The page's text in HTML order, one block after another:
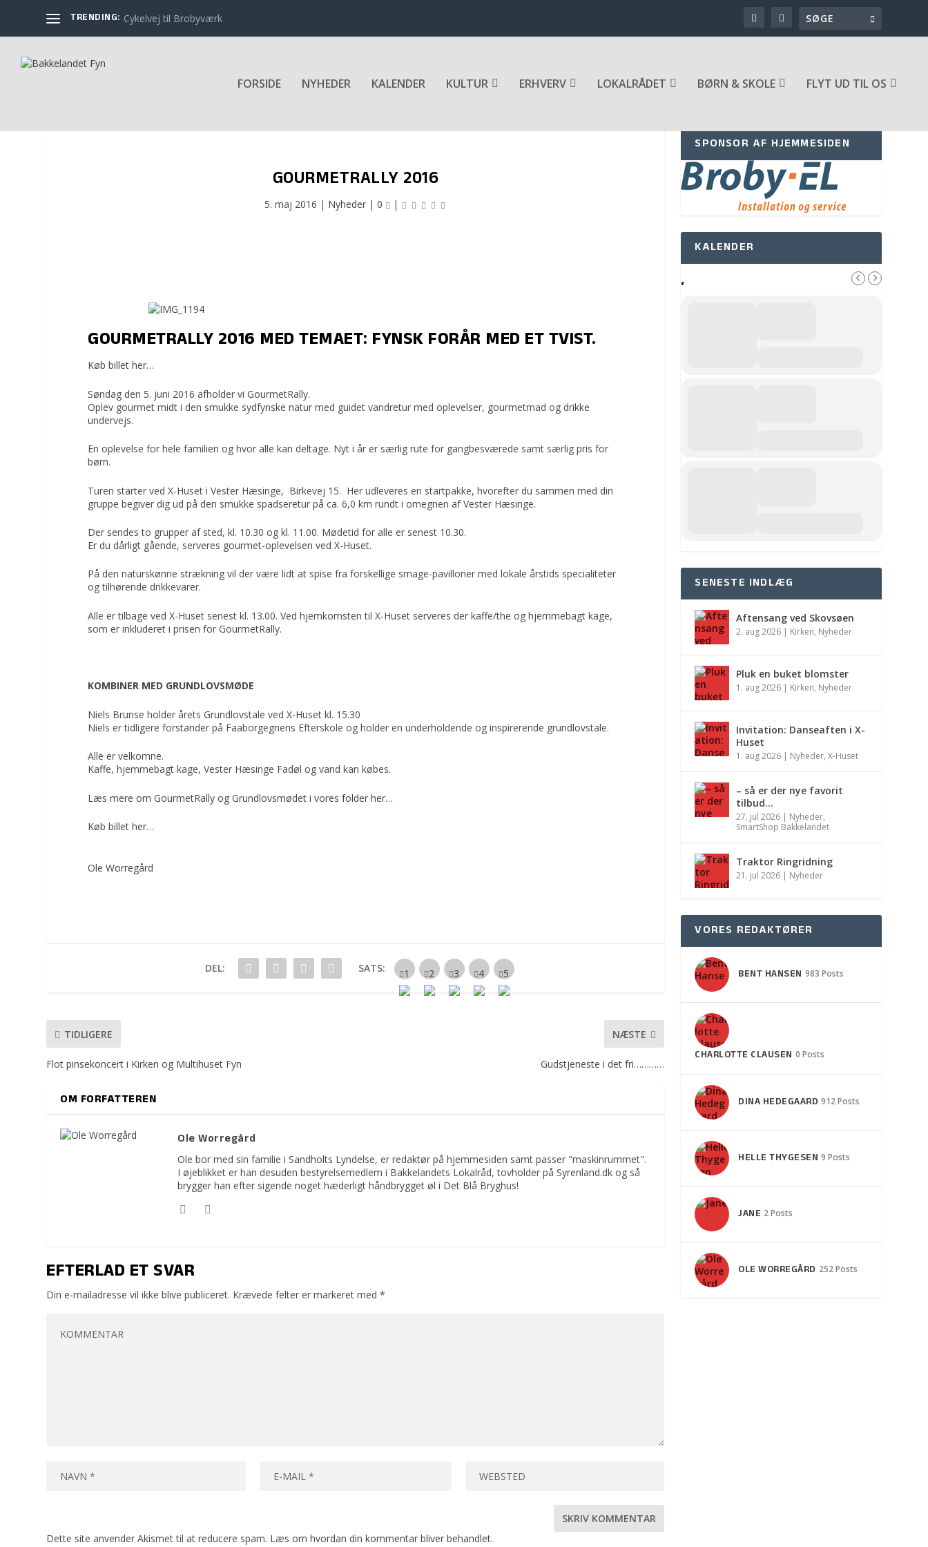
TRENDING: Cykelvej til Brobyværk
FORSIDE NYHEDER KALENDER KULTUR ERHVERV LOKALRÅDET BØRN & SKOLE FLYT UD TIL OS
GOURMETRALLY 2016
5. maj 2016 | Nyheder| 0 |
GOURMETRALLY 2016 MED TEMAET: FYNSK FORÅR MED ET TVIST.
Køb billet her…
Søndag den 5. juni 2016 afholder vi GourmetRally.
Oplev gourmet midt i den smukke sydfynske natur med guidet vandretur med oplevelser, gourmetmad og drikke
undervejs.
En oplevelse for hele familien og hvor alle kan deltage. Nyt i år er særlig rute for gangbesværede samt særlig pris for
børn.
Turen starter ved X-Huset i Vester Hæsinge, Birkevej 15. Her udleveres en startpakke, hvorefter du sammen med din
gruppe begiver dig ud på den smukke spadseretur på ca. 6,0 km rundt i omegnen af Vester Hæsinge.
Der sendes to grupper af sted, kl. 10.30 og kl. 11.00. Mødetid for alle er senest 10.30.
Er du dårligt gående, serveres gourmet-oplevelsen ved X-Huset.
På den naturskønne strækning vil der være lidt at spise fra forskellige smage-pavilloner med lokale årstids specialiteter
og tilhørende drikkevarer.
Alle er tilbage ved X-Huset senest kl. 13.00. Ved hjemkomsten til X-Huset serveres der kaffe/the og hjemmebagt kage,
som er inkluderet i prisen for GourmetRally.
KOMBINER MED GRUNDLOVSMØDE
Niels Brunse holder årets Grundlovstale ved X-Huset kl. 15.30
Niels er tidligere forstander på Faaborgegnens Efterskole og holder en underholdende og inspirerende grundlovstale.
Alle er velkomne.
Kaffe, hjemmebagt kage, Vester Hæsinge Fadøl og vand kan købes.
Læs mere om GourmetRally og Grundlovsmødet i vores folder her…
Køb billet her…
Ole Worregård
DEL: SATS:
TIDLIGERE
Flot pinsekoncert i Kirken og Multihuset Fyn
NÆSTE
Gudstjeneste i det fri…………
OM FORFATTEREN
Ole Worregård
Ole bor med sin familie i Sandholts Lyndelse, er redaktør på hjemmesiden samt passer "maskinrummet".
I øjeblikket er han desuden bestyrelsemedlem i Bakkelandets Lokalråd, tovholder på Syrenland.dk og så
brygger han efter sigende noget hæderligt håndbrygget øl i Det Blå Bryghus!
EFTERLAD ET SVAR
Din e-mailadresse vil ikke blive publiceret. Krævede felter er markeret med*
Dette site anvender Akismet til at reducere spam. Læs om hvordan din kommentar bliver behandlet.
SPONSOR AF HJEMMESIDEN
KALENDER
,
SENESTE INDLÆG
Aftensang ved Skovsøen
2. aug 2026 | Kirken, Nyheder
Pluk en buket blomster
1. aug 2026 | Kirken, Nyheder
Invitation: Danseaften i X-
Huset
1. aug 2026 | Nyheder,X-Huset
– så er der nye favorit
tilbud…
27. jul 2026 | Nyheder,
SmartShop Bakkelandet
Traktor Ringridning
21. jul 2026 | Nyheder
VORES REDAKTØRER
BENT HANSEN 983 Posts
CHARLOTTE CLAUSEN 0 Posts
DINA HEDEGAARD 912 Posts
HELLE THYGESEN 9 Posts
JANE 2 Posts
OLE WORREGÅRD 252 Posts